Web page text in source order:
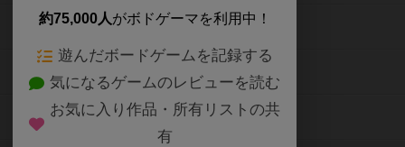
約75,000人がボドゲーマを利用中！
遊んだボードゲームを記録する
気になるゲームのレビューを読む
お気に入り作品・所有リストの共
有
ボードゲームの新着レビュー
ボードゲーム会情報
メカニクス特集